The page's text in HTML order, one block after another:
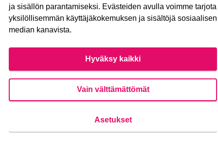
ja sisällön parantamiseksi. Evästeiden avulla voimme tarjota
yksilöllisemmän käyttäjäkokemuksen ja sisältöjä sosiaalisen
median kanavista.
Hyväksy kaikki
Vain välttämättömät
Asetukset
kentän jäädyttämisen helpottaminen
parantamista ja kentän kunnollista...